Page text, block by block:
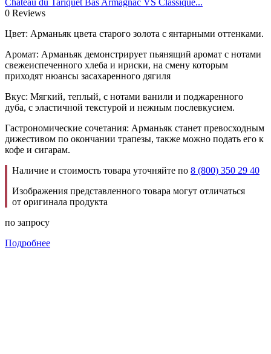
0 Reviews
Цвет: Арманьяк цвета старого золота с янтарными оттенками.
Аромат: Арманьяк демонстрирует пьянящий аромат с нотами
свежеиспеченного хлеба и ириски, на смену которым
приходят нюансы засахаренного дягиля
Вкус: Мягкий, теплый, с нотами ванили и поджаренного
дуба, с эластичной текстурой и нежным послевкусием.
Гастрономические сочетания: Арманьяк станет превосходным
дижестивом по окончании трапезы, также можно подать его к
кофе и сигарам.
Наличие и стоимость товара уточняйте по 8 (800) 350 29 40
Изображения представленного товара могут отличаться
от оригинала продукта
по запросу
Подробнее